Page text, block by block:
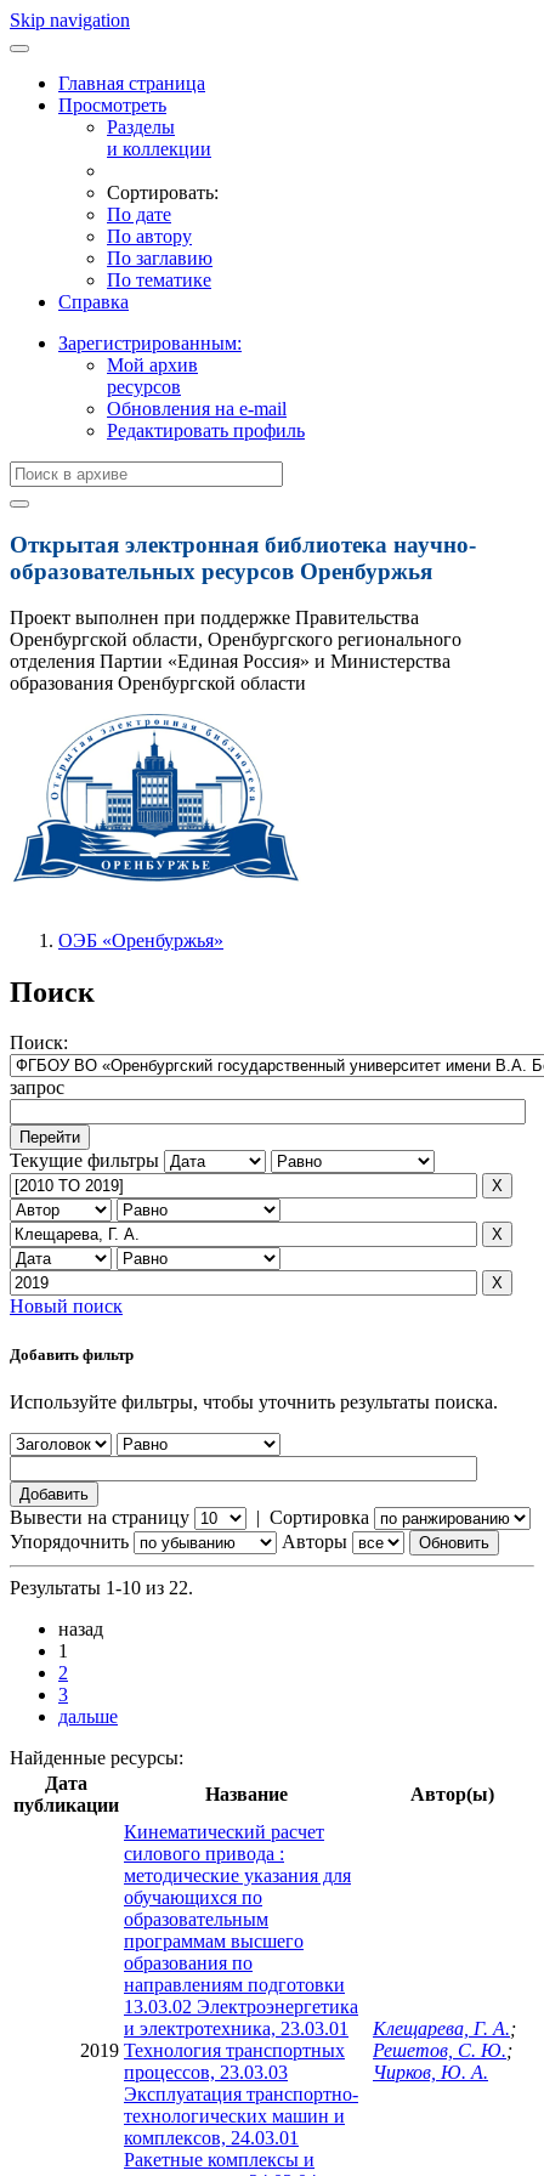
Skip navigation
Главная страница
Просмотреть
Разделы
и коллекции
Сортировать:
По дате
По автору
По заглавию
По тематике
Справка
Зарегистрированным:
Мой архив
ресурсов
Обновления на e-mail
Редактировать профиль
Открытая электронная библиотека научно-
образовательных ресурсов Оренбуржья
Проект выполнен при поддержке Правительства
Оренбургской области, Оренбургского регионального
отделения Партии «Единая Россия» и Министерства
образования Оренбургской области
ОЭБ «Оренбуржья»
Поиск
Поиск:
запрос
Текущие фильтры
Новый поиск
Добавить фильтр
Используйте фильтры, чтобы уточнить результаты поиска.
Вывести на страницу | Сортировка
Упорядочнить
Авторы
Результаты 1-10 из 22.
назад
1
2
3
дальше
Найденные ресурсы:
Дата
публикации
Название Автор(ы)
2019
Кинематический расчет
силового привода :
методические указания для
обучающихся по
образовательным
программам высшего
образования по
направлениям подготовки
13.03.02 Электроэнергетика
и электротехника, 23.03.01
Технология транспортных
процессов, 23.03.03
Эксплуатация транспортно-
технологических машин и
комплексов, 24.03.01
Ракетные комплексы и
Клещарева, Г. А.;
Решетов, С. Ю.;
Чирков, Ю. А.